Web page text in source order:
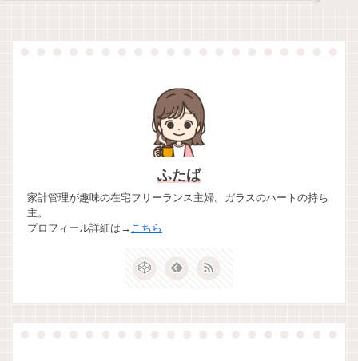
ふたば
家計管理が趣味の在宅フリーランス主婦。ガラスのハートの持ち
主。
プロフィール詳細は→ こちら